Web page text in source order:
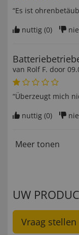
“Es ist
nuttig (0)
van Rolf F. door
“Überzeugt mich
nuttig (0)
Meer tonen
UW
Vraag stellen